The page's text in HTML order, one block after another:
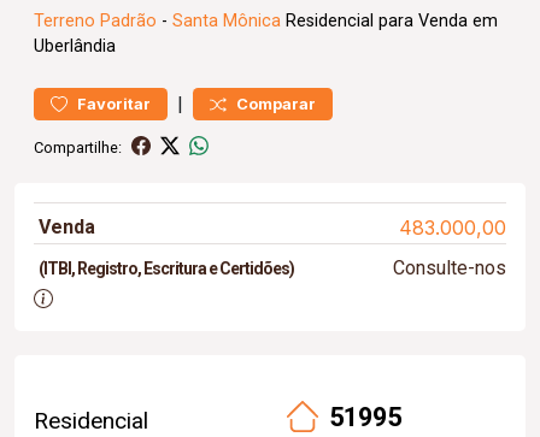
Terreno Padrão - Santa Mônica Residencial para Venda em
Uberlândia
Favoritar | Comparar
Compartilhe:
Venda 483.000,00
(ITBI, Registro, Escritura e Certidões) Consulte-nos
Residencial 51995